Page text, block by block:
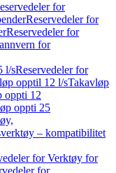
for
Reservedeler for
Reservedeler for
for
l/sReservedeler for
opptil 12 l/sTakavløp
oppti 12
oppti 25
– kompatibilitet
for Verktøy for
for